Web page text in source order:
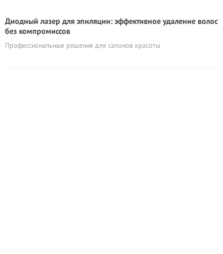
Диодный лазер для эпиляции: эффективное удаление волос
без компромиссов
Профессиональные решения для салонов красоты